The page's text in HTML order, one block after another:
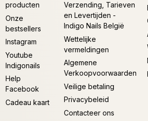
producten
Onze
bestsellers
Instagram
Youtube
Indigonails
Help
Facebook
Cadeau kaart
Verzending, Tarieven
en Levertijden -
Indigo Nails België
Wettelijke
vermeldingen
Algemene
Verkoopvoorwaarden
Veilige betaling
Privacybeleid
Contacteer ons